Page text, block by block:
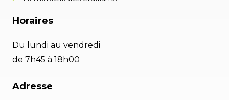
Horaires
Du lundi au vendredi
de 7h45 à 18h00
Adresse